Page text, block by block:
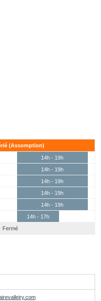
(Assomption)
14h - 19h
14h - 19h
14h - 19h
14h - 19h
14h - 19h
14h - 17h
Fermé